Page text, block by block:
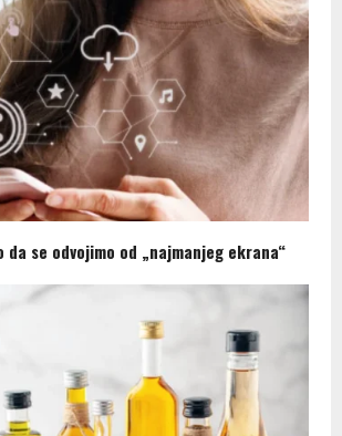
da se odvojimo od „najmanjeg ekrana“